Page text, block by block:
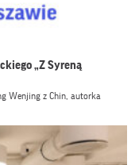
„Z Syreną
Wenjing z Chin, autorka